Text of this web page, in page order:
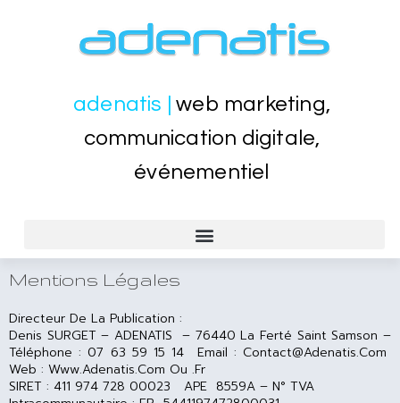
adenatis |web marketing,
communication digitale,
événementiel
Mentions Légales
Directeur De La Publication :
Denis SURGET – ADENATIS – 76440 La Ferté Saint Samson –
Téléphone : 07 63 59 15 14 Email : Contact@adenatis.com
Web : Www.adenatis.com Ou .fr
SIRET : 411 974 728 00023 APE 8559A – N° TVA